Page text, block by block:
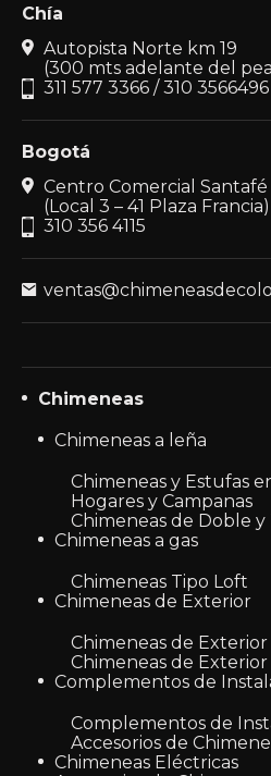
Chía
Autopista Norte km 19
(300 mts adelante del
311 577 3366 / 310 3566496
Bogotá
Centro Comercial Santafé
(Local 3 – 41 Plaza Francia)
310 356 4115
Chimeneas
Chimeneas a leña
Chimeneas y Estufas
Hogares y Campanas
Chimeneas de Doble
Chimeneas a gas
Chimeneas Tipo Loft
Chimeneas de Exterior
Chimeneas de Exterior
Chimeneas de Exterior
Complementos de
Complementos de
Accesorios de
Chimeneas Eléctricas